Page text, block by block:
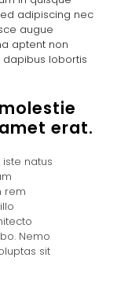
adipiscing nec
augue
aptent non
lobortis
erat.
natus
rem
Nemo
sit